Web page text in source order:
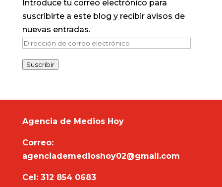
Introduce tu correo electrónico para
suscribirte a este blog y recibir avisos de
nuevas entradas.
Dirección
correo
Suscribir
Agencia de Medios Hoy
Correo:
agenciademedioshoy02@gmail.com
Cel: 312 854 0683